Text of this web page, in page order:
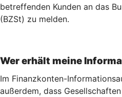
betreffenden Kunden an das
(BZSt) zu melden.
Wer erhält meine
Im Finanzkonten-
außerdem, dass